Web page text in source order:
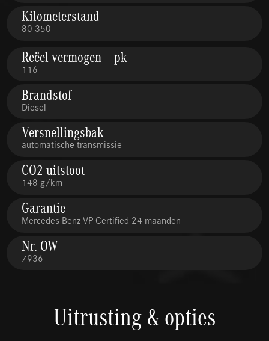
Kilometerstand
80 350
Reëel vermogen – pk
116
Brandstof
Diesel
Versnellingsbak
automatische transmissie
CO2-uitstoot
148 g/km
Garantie
Mercedes-Benz VP Certified 24 maanden
Nr. OW
7936
Uitrusting & opties